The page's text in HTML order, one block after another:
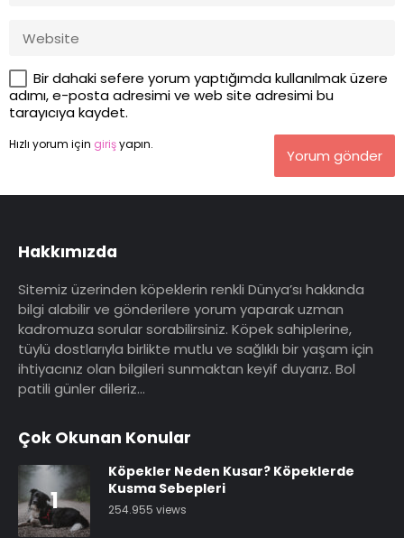
Bir dahaki sefere yorum yaptığımda kullanılmak üzere
adımı, e-posta adresimi ve web site adresimi bu
tarayıcıya kaydet.
Hızlı yorum için girişyapın.
Yorum gönder
Hakkımızda
Sitemiz üzerinden köpeklerin renkli Dünya’sı hakkında
bilgi alabilir ve gönderilere yorum yaparak uzman
kadromuza sorular sorabilirsiniz. Köpek sahiplerine,
tüylü dostlarıyla birlikte mutlu ve sağlıklı bir yaşam için
ihtiyacınız olan bilgileri sunmaktan keyif duyarız. Bol
patili günler dileriz…
Çok Okunan Konular
1
Köpekler Neden Kusar? Köpeklerde
Kusma Sebepleri
254.955 views